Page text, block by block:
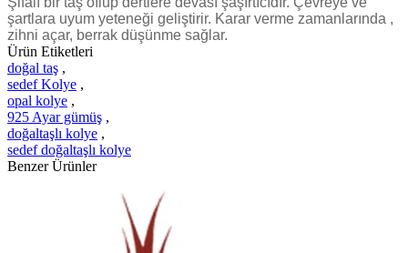
şartlara uyum yeteneği geliştirir. Karar verme zamanlarında ,
zihni açar, berrak düşünme sağlar.
Ürün Etiketleri
doğal taş ,
sedef Kolye ,
opal kolye ,
925 Ayar gümüş ,
doğaltaşlı kolye ,
sedef doğaltaşlı kolye
Benzer Ürünler